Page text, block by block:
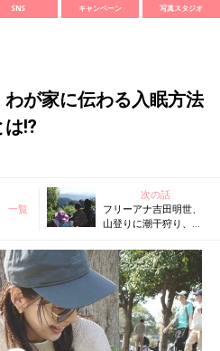
SNS キャンペーン 写真スタジオ
が家に伝わる入眠方法
は⁉
一覧
次の話
フリーアナ吉田明世、
山登りに潮干狩り、田
挑戦してよかったこと
BEST３！